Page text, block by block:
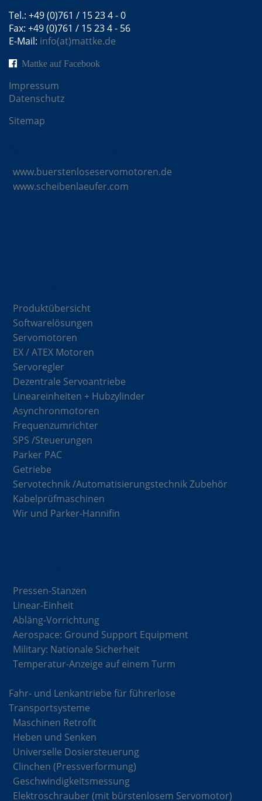
Tel.: +49 (0)761 / 15 23 4 - 0
Fax: +49 (0)761 / 15 23 4 - 56
E-Mail: info(at)mattke.de
Mattke auf Facebook
Impressum
Datenschutz
Sitemap
www.buerstenloseservomotoren.de
www.scheibenlaeufer.com
Produktübersicht
Softwarelösungen
Servomotoren
EX / ATEX Motoren
Servoregler
Dezentrale Servoantriebe
Lineareinheiten + Hubzylinder
Asynchronmotoren
Frequenzumrichter
SPS /Steuerungen
Parker PAC
Getriebe
Servotechnik /Automatisierungstechnik Zubehör
Kabelprüfmaschinen
Wir und Parker-Hannifin
Pressen-Stanzen
Linear-Einheit
Abläng-Vorrichtung
Aerospace: Ground Support Equipment
Military: Nationale Sicherheit
Temperatur-Anzeige auf einem Turm
Fahr- und Lenkantriebe für führerlose
Transportsysteme
Maschinen Retrofit
Heben und Senken
Universelle Dosiersteuerung
Clinchen (Pressverformung)
Geschwindigkeitsmessung
Elektroschrauber (mit bürstenlosem Servomotor)